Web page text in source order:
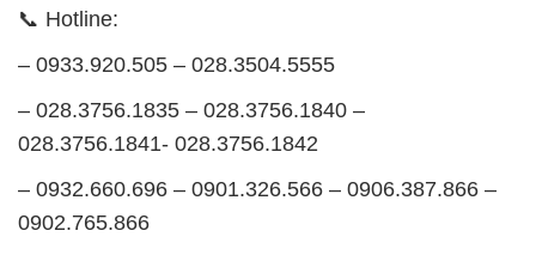
📞 Hotline:
– 0933.920.505 – 028.3504.5555
– 028.3756.1835 – 028.3756.1840 –
028.3756.1841- 028.3756.1842
– 0932.660.696 – 0901.326.566 – 0906.387.866 –
0902.765.866